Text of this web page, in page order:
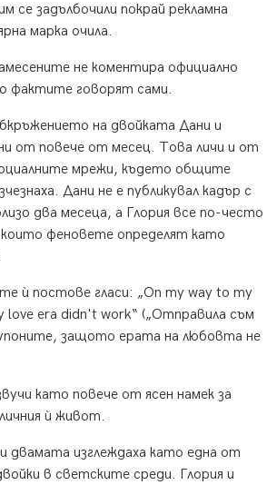
се задълбочили покрай рекламна
марка очила.
не коментира официално
фактите говорят сами.
на двойката Дани и
от повече от месец. Това личи и от
мрежи, където общите
Дани не е публикувал кадър с
два месеца, а Глория все по-често
които феновете определят като
ѝ постове гласи: „On my way to my
love era didn't work“ („Отправила съм
защото ерата на любовта не
като повече от ясен намек за
ѝ живот.
двамата изглеждаха като една от
в светските среди. Глория и